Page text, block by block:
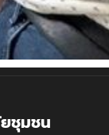
ชุมชน